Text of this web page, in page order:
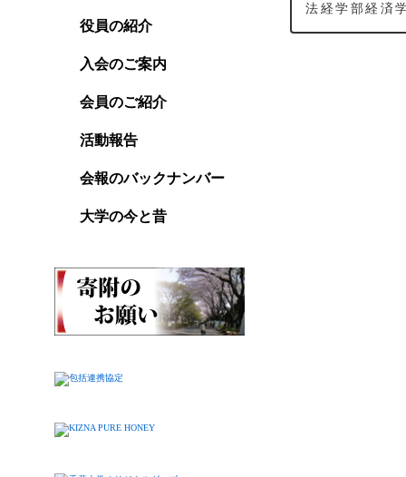
法経学部経
役員の紹介
入会のご案内
会員のご紹介
活動報告
会報のバックナンバー
大学の今と昔